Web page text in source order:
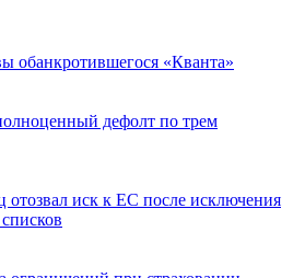
обанкротившегося «Кванта»
дефолт по трем
отозвал иск к ЕС после исключения